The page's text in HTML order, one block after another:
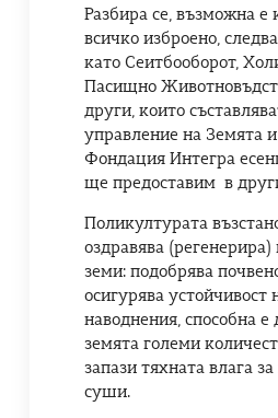
Разбира се, възможна е
всичко изброено,
като Сеитбооборот,
Пасищно
други, които
управление на Земята
Фондация Интегра
ще предоставим в
Поликултурата
оздравява (регенерира)
земи: подобрява
осигурява устойчивост
наводнения, способна е
земята големи
запази тяхната влага
суши.